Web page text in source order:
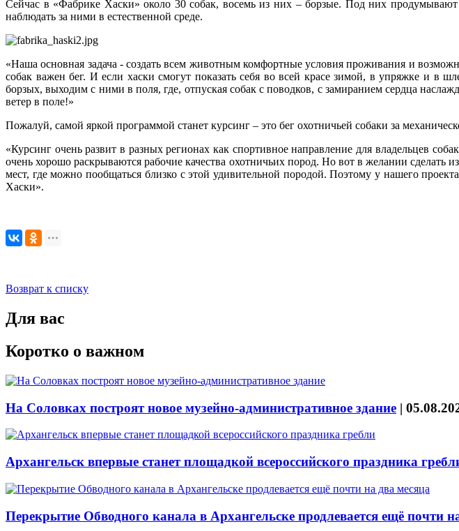
Сейчас в «Фабрике Хаски» около 30 собак, восемь из них – борзые. Под них
наблюдать за ними в естественной среде.
«Наша основная задача - создать всем животным комфортные условия проживания и
собак важен бег. И если хаски смогут показать себя во всей красе зимой, в упряжке и в
борзых, выходим с ними в поля, где, отпуская собак с поводков, с замиранием сердца
ветер в поле!»
Пожалуй, самой яркой программой станет курсинг – это бег охотничьей собаки за
«Курсинг очень развит в разных регионах как спортивное направление для владельцев
очень хорошо раскрываются рабочие качества охотничьих пород. Но вот в желании
мест, где можно пообщаться близко с этой удивительной породой. Поэтому у нашего
Хаски».
Возврат к списку
Для вас
Коротко о важном
На Соловках построят новое музейно-административное здание |
Архангельск впервые станет площадкой всероссийского праздника
Перекрытие Обводного канала в Архангельске продлевается ещё почти